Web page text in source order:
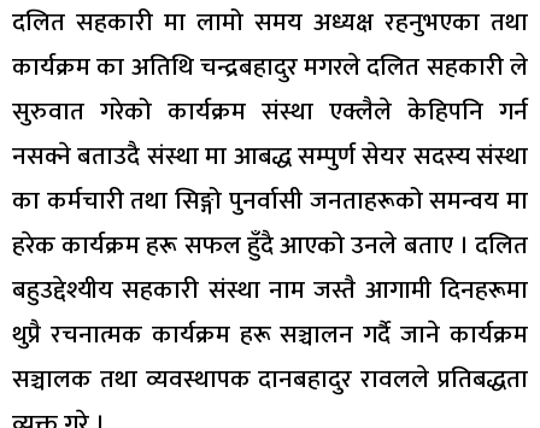
दलित सहकारी मा लामो समय अध्यक्ष रहनुभएका तथा
कार्यक्रम का अतिथि चन्द्रबहादुर मगरले दलित सहकारी ले
सुरुवात गरेको कार्यक्रम संस्था एक्लैले केहिपनि गर्न
नसक्ने बताउदै संस्था मा आबद्ध सम्पुर्ण सेयर सदस्य संस्था
का कर्मचारी तथा सिङ्गो पुनर्वासी जनताहरूको समन्वय मा
हरेक कार्यक्रम हरू सफल हुँदै आएको उनले बताए । दलित
बहुउद्देश्यीय सहकारी संस्था नाम जस्तै आगामी दिनहरूमा
थुप्रै रचनात्मक कार्यक्रम हरू सञ्चालन गर्दै जाने कार्यक्रम
सञ्चालक तथा व्यवस्थापक दानबहादुर रावलले प्रतिबद्धता